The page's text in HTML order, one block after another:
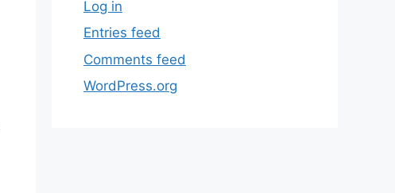
Log in
Entries feed
Comments feed
WordPress.org